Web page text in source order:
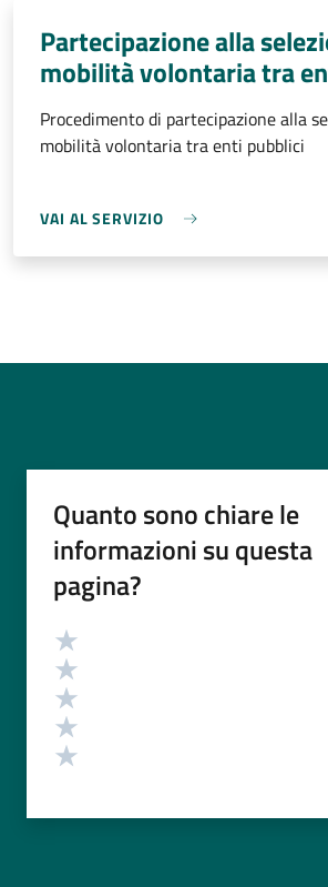
Partecipazione alla
mobilità volontaria tra
Procedimento di partecipazione alla
mobilità volontaria tra enti pubblici
VAI AL SERVIZIO
Quanto sono chiare le
informazioni su questa
pagina?
Valutazione